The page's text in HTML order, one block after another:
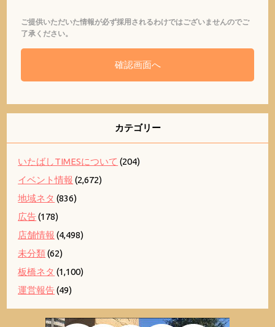
ご提供いただいた情報が必ず採用されるわけではございませんのでご
了承ください。
カテゴリー
いたばしTIMESについて (204)
イベント情報 (2,672)
地域ネタ (836)
広告(178)
店舗情報 (4,498)
未分類(62)
板橋ネタ (1,100)
運営報告(49)